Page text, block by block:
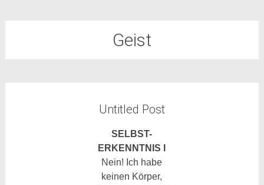
Geist
Untitled Post
SELBST-
ERKENNTNIS I
Nein! Ich habe
keinen Körper,